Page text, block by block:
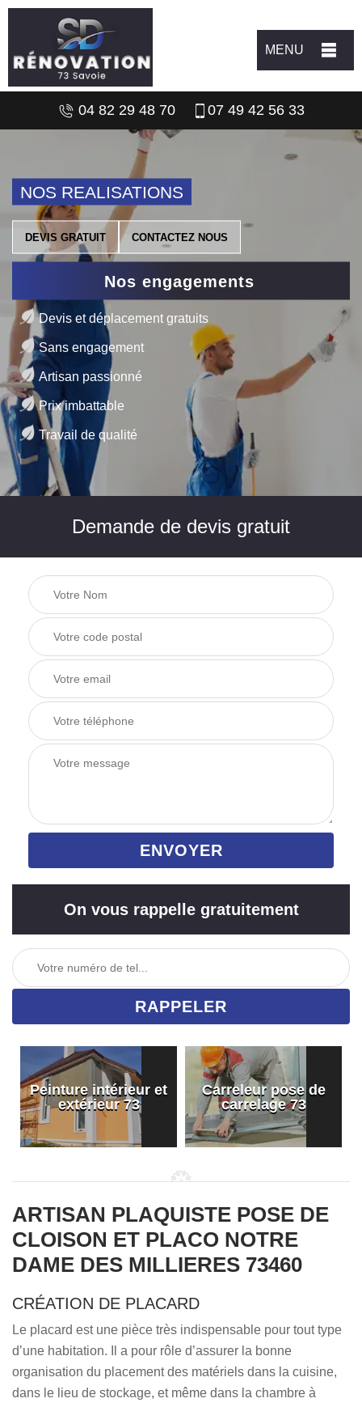
MENU
04 82 29 48 70 07 49 42 56 33
NOS REALISATIONS
DEVIS GRATUIT CONTACTEZ NOUS
Nos engagements
Devis et déplacement gratuits
Sans engagement
Artisan passionné
Prix imbattable
Travail de qualité
Demande de devis gratuit
On vous rappelle gratuitement
Peinture intérieur et
extérieur 73
Carreleur pose de
carrelage 73
ARTISAN PLAQUISTE POSE DE
CLOISON ET PLACO NOTRE
DAME DES MILLIERES 73460
CRÉATION DE PLACARD
Le placard est une pièce très indispensable pour tout type
d’une habitation. Il a pour rôle d’assurer la bonne
organisation du placement des matériels dans la cuisine,
dans le lieu de stockage, et même dans la chambre à